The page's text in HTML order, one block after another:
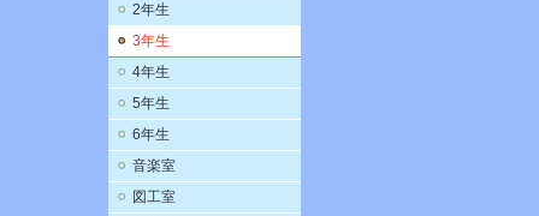
2年生
3年生
4年生
5年生
6年生
音楽室
図工室